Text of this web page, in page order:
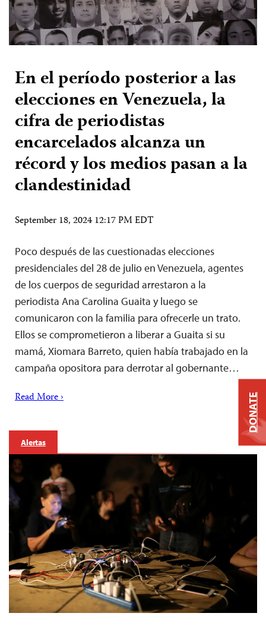
En el período posterior a las
elecciones en Venezuela, la
cifra de periodistas
encarcelados alcanza un
récord y los medios pasan a la
clandestinidad
September 18, 2024 12:17 PM EDT
Poco después de las cuestionadas elecciones
presidenciales del 28 de julio en Venezuela, agentes
de los cuerpos de seguridad arrestaron a la
periodista Ana Carolina Guaita y luego se
comunicaron con la familia para ofrecerle un trato.
Ellos se comprometieron a liberar a Guaita si su
mamá, Xiomara Barreto, quien había trabajado en la
campaña opositora para derrotar al gobernante…
Read More ›
Alertas
DONATE